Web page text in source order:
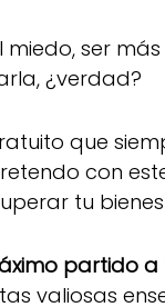
ser
¿verdad?
que
con
tu
partido a
valiosas